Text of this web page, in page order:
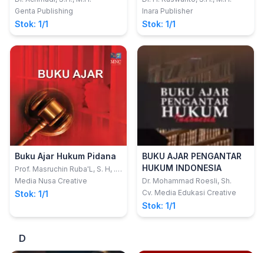
Dayak Tomun
Genta Publishing
Stok: 1/1
Inara Publisher
Stok: 1/1
Buku Ajar Hukum Pidana
Prof. Masruchin Ruba'L, S. H, .
S; dkk
Media Nusa Creative
Stok: 1/1
BUKU AJAR PENGANTAR
HUKUM INDONESIA
Dr. Mohammad Roesli, Sh.
Cv. Media Edukasi Creative
Stok: 1/1
D